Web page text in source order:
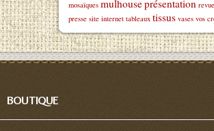
mosaïques mulhouseprésentation
presse site internet tableaux tissus vases vos
BOUTIQUE